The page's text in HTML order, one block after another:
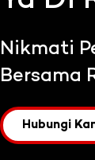
Nikmati
Bersama
Hubungi